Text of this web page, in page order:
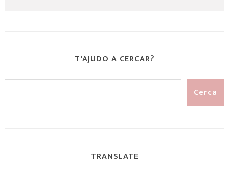
T'AJUDO A CERCAR?
TRANSLATE